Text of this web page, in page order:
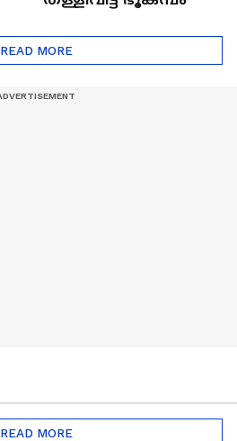
READ MORE
READ MORE